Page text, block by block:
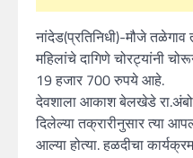
नांदेड(प्रतिनिधी)-मौजे
महिलांचे दागिणे चोरट्यांनी
19 हजार 700 रुपये आहे.
देवशाला आकाश बेलखेडे
दिलेल्या तक्रारीनुसार त्या
आल्या होत्या. हळदीचा